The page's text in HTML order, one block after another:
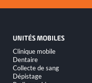
UNITÉS MOBILES
Aller
au
contenu
Clinique mobile
Dentaire
Collecte de sang
Dépistage